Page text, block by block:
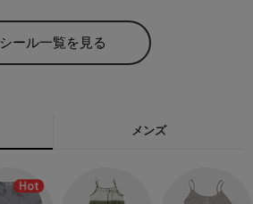
シール一覧を見る
メンズ